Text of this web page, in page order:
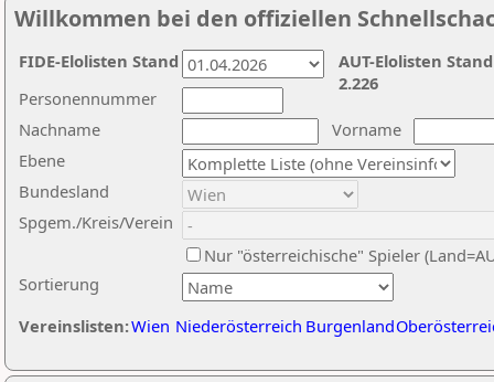
Willkommen bei den offiziellen
Nachname
Vorname
Ebene
Sortierung
Personennummer
Bundesland
Spgem./Kreis/Verein
Nur "österreichische" Spieler
Vereinslisten:Wien Niederösterreich Burgenland
AUT-Elolisten
2.226
FIDE-Elolisten Stand